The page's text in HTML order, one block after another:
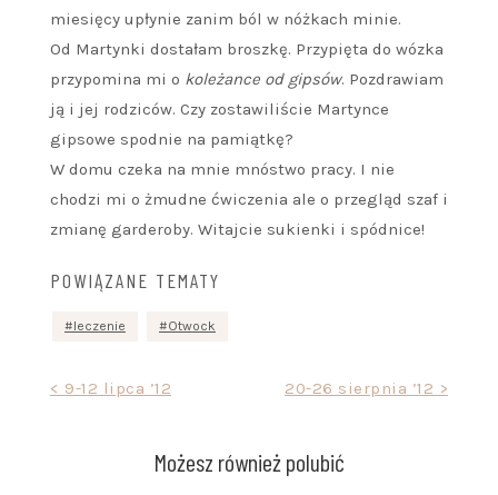
miesięcy upłynie zanim ból w nóżkach minie.
Od Martynki dostałam broszkę. Przypięta do wózka
przypomina mi o koleżance od gipsów. Pozdrawiam
ją i jej rodziców. Czy zostawiliście Martynce
gipsowe spodnie na pamiątkę?
W domu czeka na mnie mnóstwo pracy. I nie
chodzi mi o żmudne ćwiczenia ale o przegląd szaf i
zmianę garderoby. Witajcie sukienki i spódnice!
POWIĄZANE TEMATY
leczenie Otwock
Nawigacja< 9-12 lipca ’12 20-26 sierpnia ’12 >
Możesz również polubić